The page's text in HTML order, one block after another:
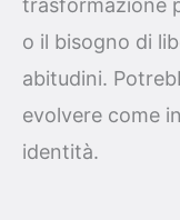
o il bisogno di
abitudini.
evolvere come
identità.